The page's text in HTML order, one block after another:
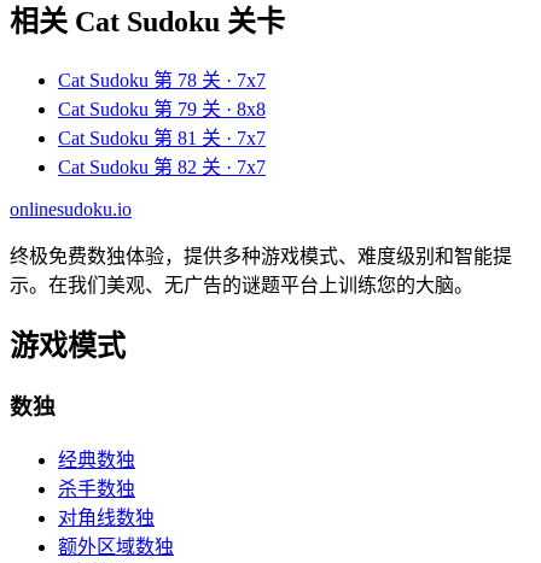
相关 Cat Sudoku 关卡
Cat Sudoku 第 78 关 · 7x7
Cat Sudoku 第 79 关 · 8x8
Cat Sudoku 第 81 关 · 7x7
Cat Sudoku 第 82 关 · 7x7
onlinesudoku.io
终极免费数独体验，提供多种游戏模式、难度级别和智能提
示。在我们美观、无广告的谜题平台上训练您的大脑。
游戏模式
数独
经典数独
杀手数独
对角线数独
额外区域数独